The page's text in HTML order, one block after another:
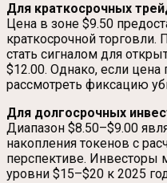
Для краткосрочных
Цена в зоне $9.50
краткосрочной
стать сигналом для
$12.00. Однако, если цена
рассмотреть фиксацию
Для долгосрочных
Диапазон $8.50–$9.00
накопления токенов с
перспективе. Инвесторы
уровни $15–$20 к 2025